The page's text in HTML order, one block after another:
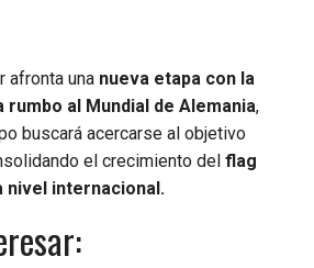
afronta una nueva etapa con la
al Mundial de Alemania,
buscará acercarse al objetivo
el crecimiento del flag
nivel internacional.